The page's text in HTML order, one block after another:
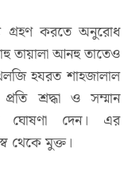
গ্রহণ করতে অনুরোধ
তায়ালা আনহু তাতেও
হযরত শাহজালাল
শ্রদ্ধা ও সম্মান
ঘোষণা দেন। এর
থেকে মুক্ত।